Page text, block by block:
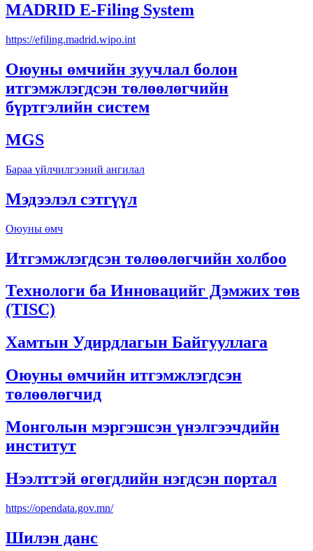
MADRID E-Filing System
https://efiling.madrid.wipo.int
Оюуны өмчийн зуучлал болон
итгэмжлэгдсэн төлөөлөгчийн
бүртгэлийн систем
MGS
Бараа үйлчилгээний ангилал
Мэдээлэл сэтгүүл
Оюуны өмч
Итгэмжлэгдсэн төлөөлөгчийн холбоо
Технологи ба Инновацийг Дэмжих төв
(TISC)
Хамтын Удирдлагын Байгууллага
Оюуны өмчийн итгэмжлэгдсэн
төлөөлөгчид
Монголын мэргэшсэн үнэлгээчдийн
институт
Нээлттэй өгөгдлийн нэгдсэн портал
https://opendata.gov.mn/
Шилэн данс